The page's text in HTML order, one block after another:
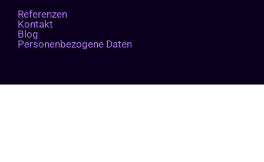
Referenzen
Kontakt
Blog
Personenbezogene Daten